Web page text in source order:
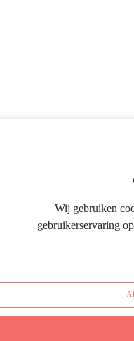
Wij gebruiken
gebruikerservaring